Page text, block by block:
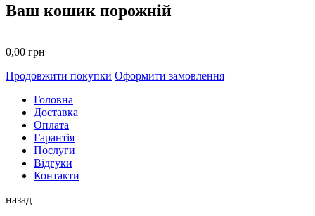
Ваш кошик порожній
0,00 грн
Продовжити покупки Оформити замовлення
Головна
Доставка
Оплата
Гарантія
Послуги
Відгуки
Контакти
назад